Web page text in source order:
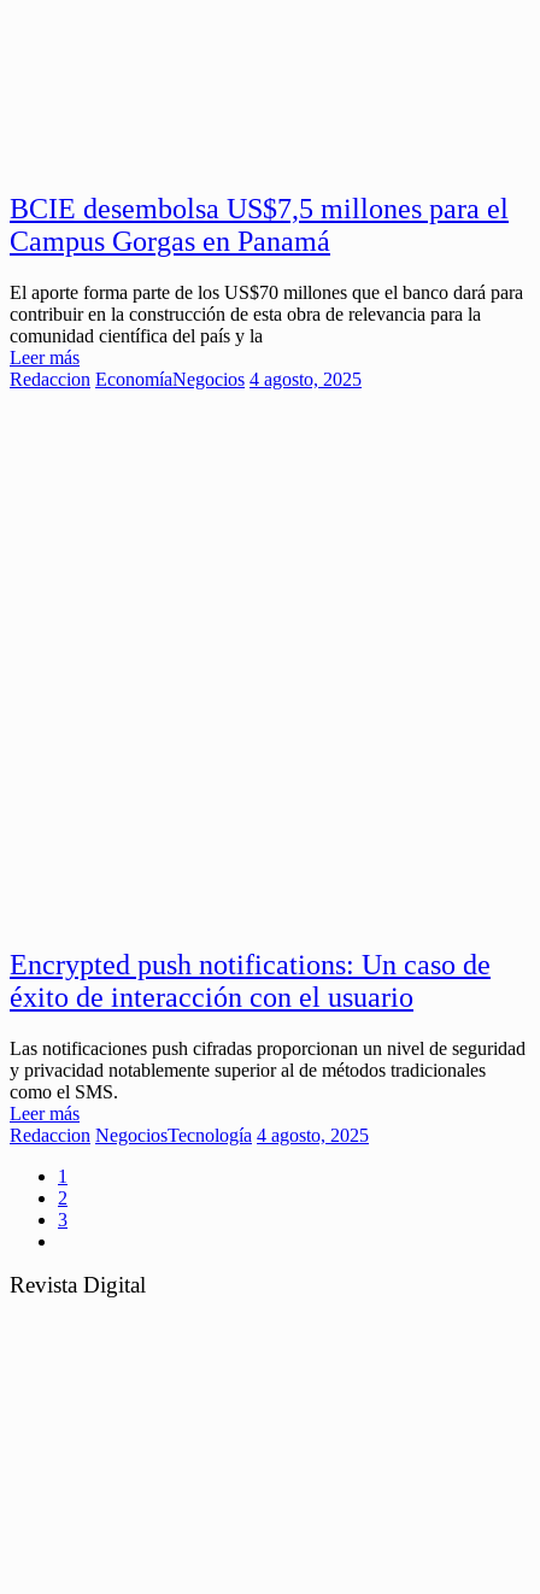
BCIE desembolsa US$7,5 millones para el
Campus Gorgas en Panamá
El aporte forma parte de los US$70 millones que el banco dará para
contribuir en la construcción de esta obra de relevancia para la
comunidad científica del país y la
Leer más
Redaccion EconomíaNegocios 4 agosto, 2025
Encrypted push notifications: Un caso de
éxito de interacción con el usuario
Las notificaciones push cifradas proporcionan un nivel de seguridad
y privacidad notablemente superior al de métodos tradicionales
como el SMS.
Leer más
Redaccion NegociosTecnología 4 agosto, 2025
1
2
3
Revista Digital